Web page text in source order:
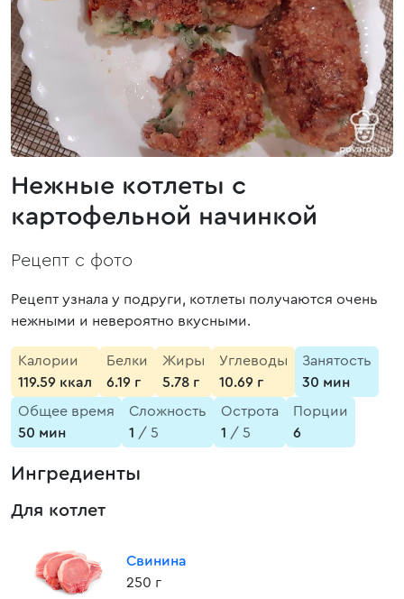
Нежные котлеты с
картофельной начинкой
Рецепт с фото
Рецепт узнала у подруги, котлеты получаются очень
нежными и невероятно вкусными.
Калории
119.59 ккал
Белки
6.19 г
Жиры
5.78 г
Углеводы
10.69 г
Занятость
30 мин
Общее время
50 мин
Сложность
1 / 5
Острота
1 / 5
Порции
6
Ингредиенты
Для котлет
Свинина
250 г